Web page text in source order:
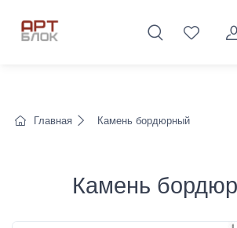
Главная Камень бордюрный
Камень